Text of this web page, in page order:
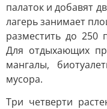
палаток и добавят
лагерь занимает
разместить до 250
Для отдыхающих
мангалы,
мусора.
Три четверти